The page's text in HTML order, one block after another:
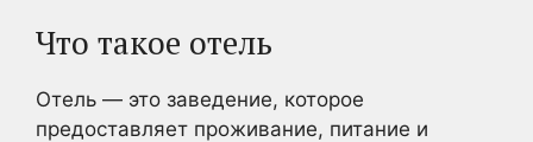
Что такое отель
Отель — это заведение, которое
предоставляет проживание, питание и